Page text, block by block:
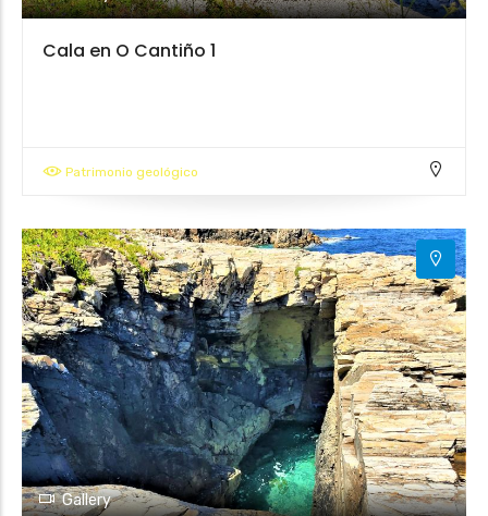
Cala en O Cantiño 1
Patrimonio geológico
Gallery